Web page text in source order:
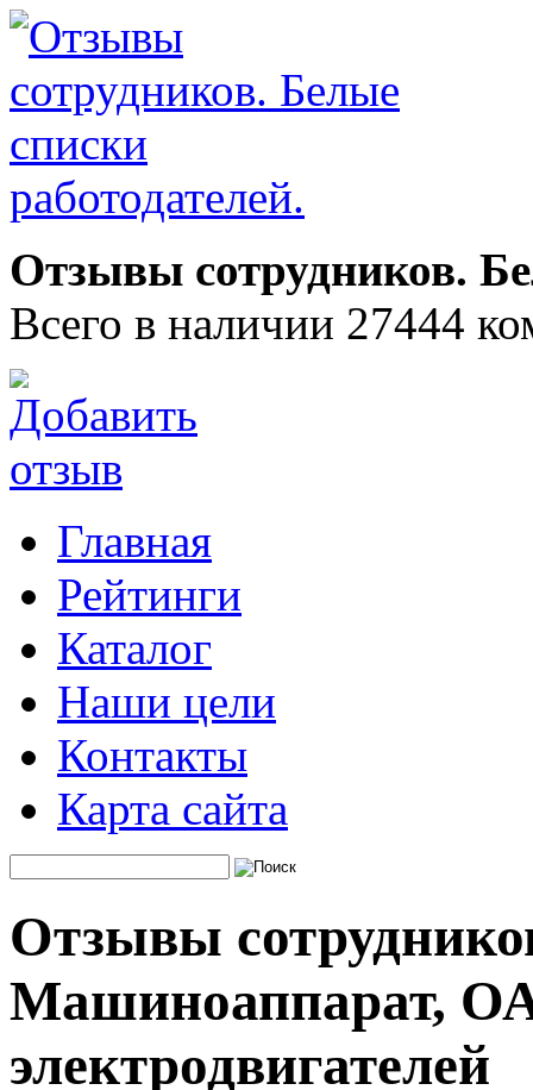
Отзывы сотрудников.
Всего в наличии 27444
Главная
Рейтинги
Каталог
Наши цели
Контакты
Карта сайта
Отзывы
Машиноаппарат,
электродвигателей